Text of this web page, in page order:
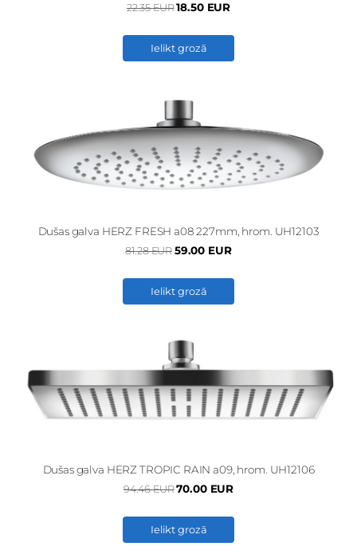
22.35 EUR18.50 EUR
Ielikt grozā
Dušas galva HERZ FRESH a08 227mm, hrom. UH12103
81.28 EUR 59.00 EUR
Ielikt grozā
Dušas galva HERZ TROPIC RAIN a09, hrom. UH12106
94.46 EUR70.00 EUR
Ielikt grozā